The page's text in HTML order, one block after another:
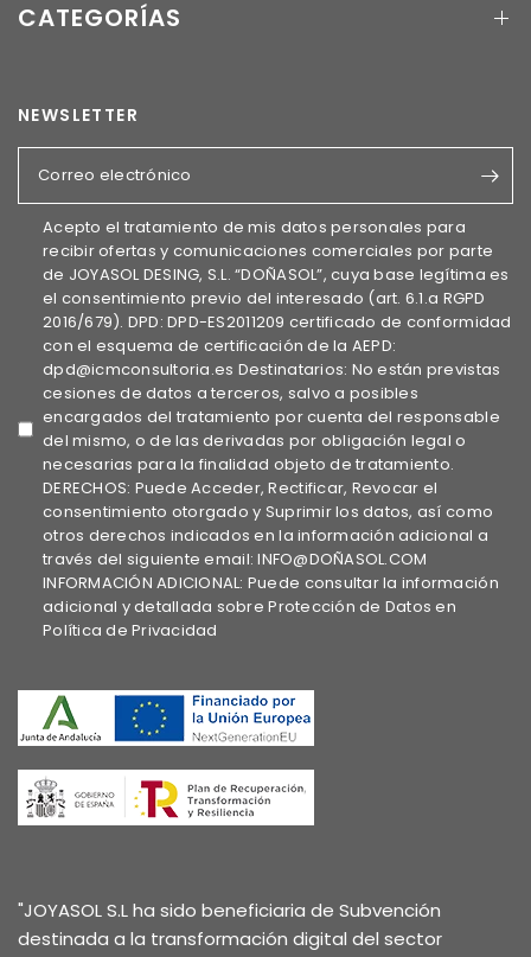
CATEGORÍAS
NEWSLETTER
Correo electrónico
Acepto el tratamiento de mis datos personales para
recibir ofertas y comunicaciones comerciales por parte
de JOYASOL DESING, S.L. “DOÑASOL”, cuya base legítima es
el consentimiento previo del interesado (art. 6.1.a RGPD
2016/679). DPD: DPD-ES2011209 certificado de conformidad
con el esquema de certificación de la AEPD:
dpd@icmconsultoria.es Destinatarios: No están previstas
cesiones de datos a terceros, salvo a posibles
encargados del tratamiento por cuenta del responsable
del mismo, o de las derivadas por obligación legal o
necesarias para la finalidad objeto de tratamiento.
DERECHOS: Puede Acceder, Rectificar, Revocar el
consentimiento otorgado y Suprimir los datos, así como
otros derechos indicados en la información adicional a
través del siguiente email: INFO@DOÑASOL.COM
INFORMACIÓN ADICIONAL: Puede consultar la información
adicional y detallada sobre Protección de Datos en
Política de Privacidad
"JOYASOL S.L ha sido beneficiaria de Subvención
destinada a la transformación digital del sector